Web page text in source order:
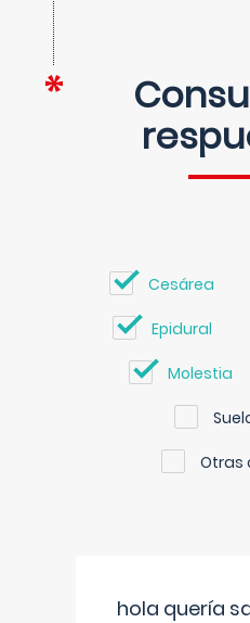
Cesárea
Epidural
Molestia
Otras
hola quería